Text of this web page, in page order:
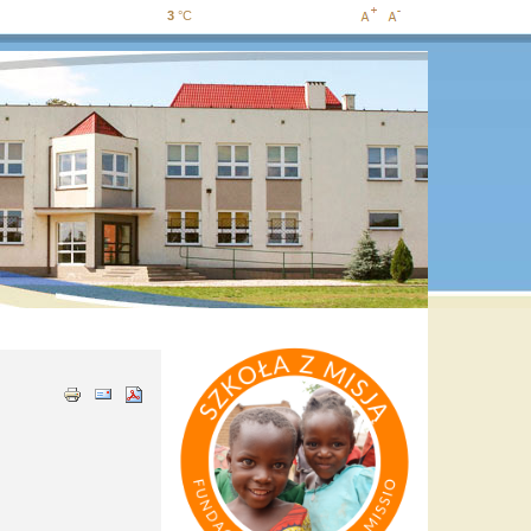
3 °C Increase
font size
Decrease
font size